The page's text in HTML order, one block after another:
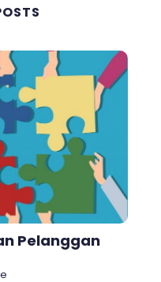
Pelanggan